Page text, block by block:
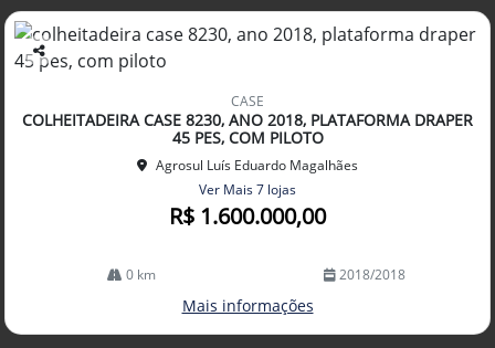
Co
arti
lhe
CASE
COLHEITADEIRA CASE 8230, ANO 2018, PLATAFORMA DRAPER
45 PES, COM PILOTO
Agrosul Luís Eduardo Magalhães
Ver Mais 7 lojas
R$ 1.600.000,00
0 km 2018/2018
Mais informações